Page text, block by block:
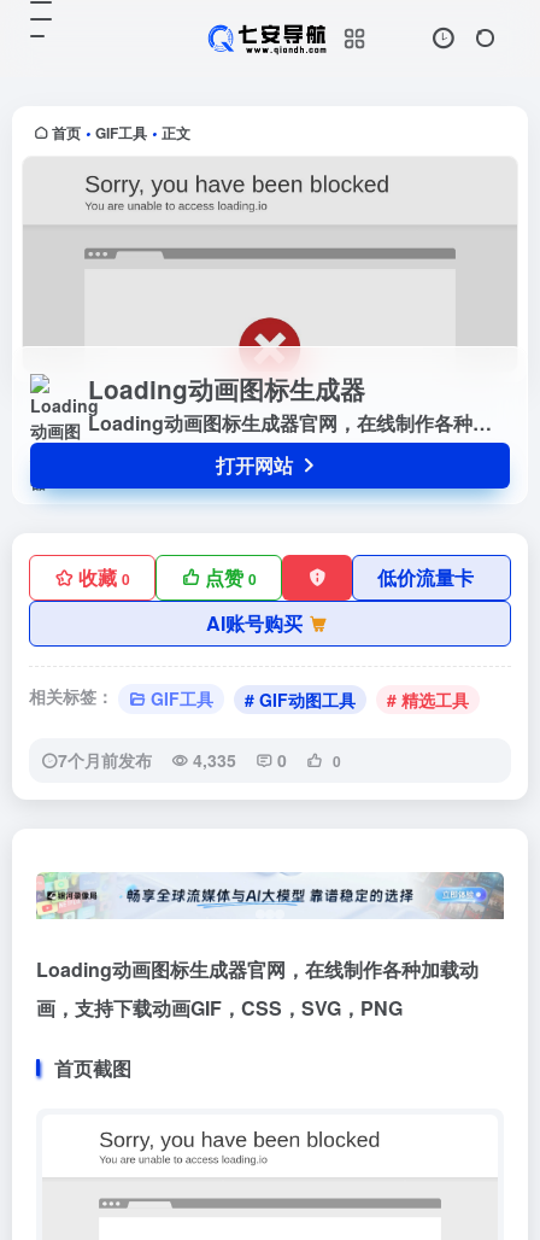
首页 • GIF工具 • 正文
Loading动画图标生成器
Loading动画图标生成器官网，在线制作各种加载动画，支持下载动画GIF，CSS，SVG，PNG
打开网站
收藏 0 点赞0
低价流量卡
AI账号购买
相关标签： GIF工具 # GIF动图工具 # 精选工具
7个月前发布 4,335 0 0
GIF，CSS，SVG，PNG
Loading动画图标生成器官网，在线制作各种加载动
画，支持下载动画GIF，CSS，SVG，PNG
首页截图